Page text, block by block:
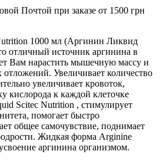
Почтой при заказе от 1500 грн
1000 мл (Аргинин Ликвид
отличный источник аргинина в
Вам нарастить мышечную массу и
Увеличивает количество
увеличивает кровоток,
кислорода к каждой клеточке
Scitec Nutrition , стимулирует
помогает быстро
общее самочувствие, поднимает
Жидкая форма Arginine
аргинина организмом.